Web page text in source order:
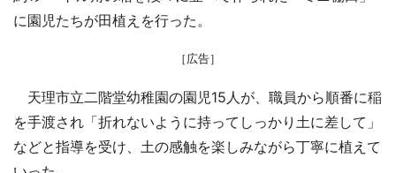
に園児たちが田植えを行った。
［広告］
天理市立二階堂幼稚園の園児15人が、職員から順番に稲
を手渡され「折れないように持ってしっかり土に差して」
などと指導を受け、土の感触を楽しみながら丁寧に植えて